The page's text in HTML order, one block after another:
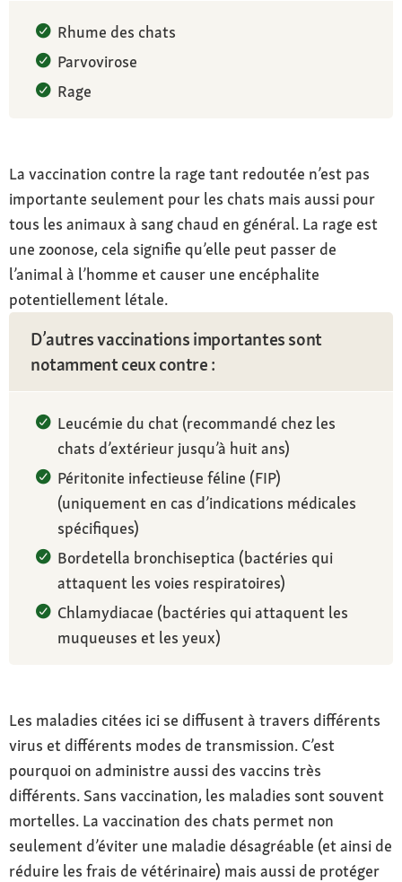
Rhume des chats
Parvovirose
Rage
La vaccination contre la rage tant redoutée n’est pas
importante seulement pour les chats mais aussi pour
tous les animaux à sang chaud en général. La rage est
une zoonose, cela signifie qu’elle peut passer de
l’animal à l’homme et causer une encéphalite
potentiellement létale.
D’autres vaccinations importantes sont
notamment ceux contre :
Leucémie du chat (recommandé chez les
chats d’extérieur jusqu’à huit ans)
Péritonite infectieuse féline (FIP)
(uniquement en cas d’indications médicales
spécifiques)
Bordetella bronchiseptica (bactéries qui
attaquent les voies respiratoires)
Chlamydiacae (bactéries qui attaquent les
muqueuses et les yeux)
Les maladies citées ici se diffusent à travers différents
virus et différents modes de transmission. C’est
pourquoi on administre aussi des vaccins très
différents. Sans vaccination, les maladies sont souvent
mortelles. La vaccination des chats permet non
seulement d’éviter une maladie désagréable (et ainsi de
réduire les frais de vétérinaire) mais aussi de protéger